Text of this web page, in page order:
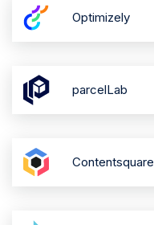
Optimizely
parcelLab
Contentsquare